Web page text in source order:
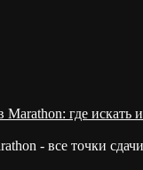
где искать
- все точки